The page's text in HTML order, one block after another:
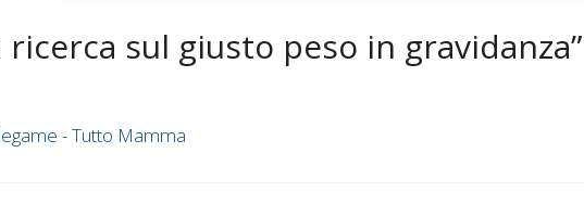
sul giusto peso in gravidanza”
- Tutto Mamma